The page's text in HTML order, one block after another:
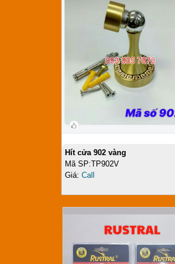
Hít cửa 902 vàng
Mã SP:TP902V
Giá: Call